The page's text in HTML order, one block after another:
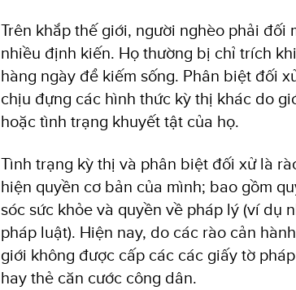
Trên khắp thế giới, người nghèo phải
nhiều định kiến. Họ thường bị chỉ trích
hàng ngày để kiếm sống. Phân biệt đối
chịu đựng các hình thức kỳ thị khác do
hoặc tình trạng khuyết tật của họ.
Tình trạng kỳ thị và phân biệt đối xử là
hiện quyền cơ bản của mình; bao gồm
sóc sức khỏe và quyền về pháp lý (ví dụ
pháp luật). Hiện nay, do các rào cản
giới không được cấp các các giấy tờ
hay thẻ căn cước công dân.